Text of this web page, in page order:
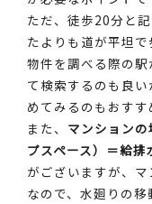
ただ、徒歩20分と
たよりも道が平坦で
物件を調べる際の
て検索するのも良
めてみるのもおすす
また、 マンション
プスペース）＝給
がございますが、
なので、水廻りの